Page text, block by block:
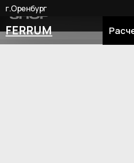
FERRUM Расчет
г.Оренбург